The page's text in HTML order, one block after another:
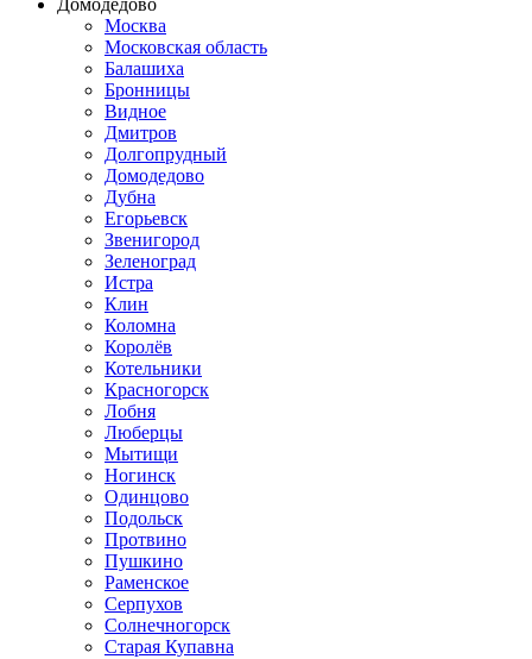
Домодедово
Москва
Московская область
Балашиха
Бронницы
Видное
Дмитров
Долгопрудный
Домодедово
Дубна
Егорьевск
Звенигород
Зеленоград
Истра
Клин
Коломна
Королёв
Котельники
Красногорск
Лобня
Люберцы
Мытищи
Ногинск
Одинцово
Подольск
Протвино
Пушкино
Раменское
Серпухов
Солнечногорск
Старая Купавна